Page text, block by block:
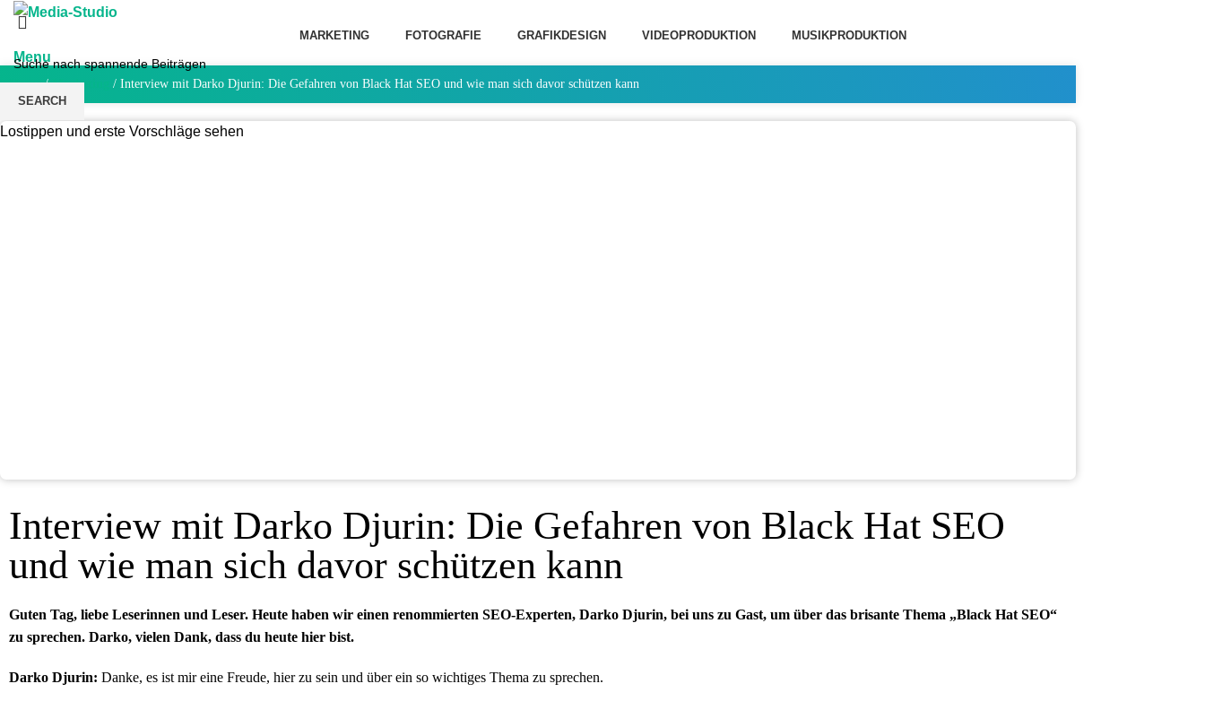
MARKETING FOTOGRAFIE GRAFIKDESIGN VIDEOPRODUKTION MUSIKPRODUKTION
Menu
Home/Marketing / Interview mit Darko Djurin: Die Gefahren von Black Hat SEO und wie man sich davor schützen kann
Interview mit Darko Djurin: Die Gefahren von Black Hat SEO
und wie man sich davor schützen kann
Guten Tag, liebe Leserinnen und Leser. Heute haben wir einen renommierten SEO-Experten, Darko Djurin, bei uns zu Gast, um über das brisante Thema „Black Hat SEO“
zu sprechen. Darko, vielen Dank, dass du heute hier bist.
Darko Djurin: Danke, es ist mir eine Freude, hier zu sein und über ein so wichtiges Thema zu sprechen.
SEARCH
Lostippen und erste Vorschläge sehen